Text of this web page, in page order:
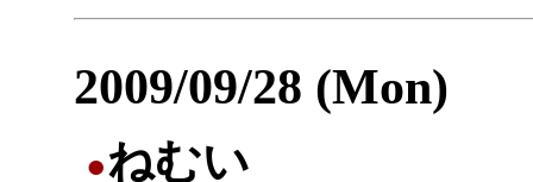
2009/09/28 (Mon)
●ねむい